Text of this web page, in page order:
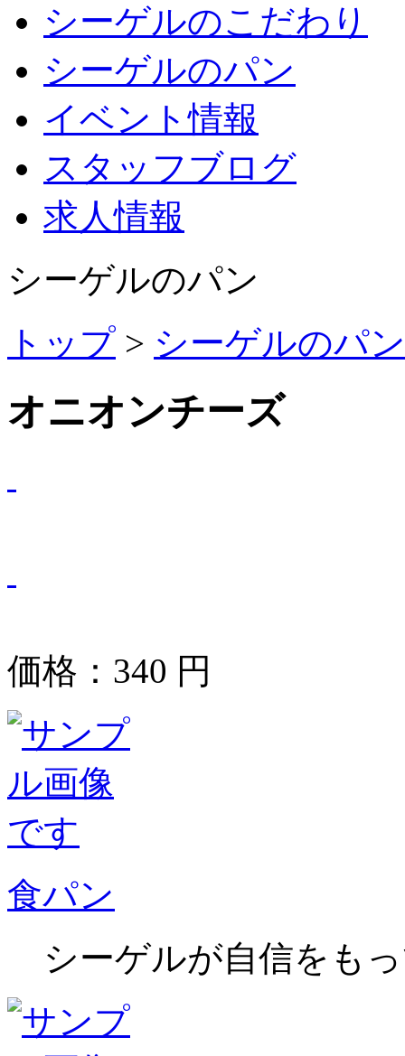
シーゲルのこだわり
シーゲルのパン
イベント情報
スタッフブログ
求人情報
シーゲルのパン
トップ > シーゲルのパン
オニオンチーズ
価格： 340 円
食パン
シーゲルが自信をも